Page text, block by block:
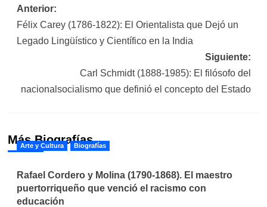
Navegación
de
entradas
Anterior:
Félix Carey (1786-1822): El Orientalista que Dejó un
Legado Lingüístico y Científico en la India
Siguiente:
Carl Schmidt (1888-1985): El filósofo del
nacionalsocialismo que definió el concepto del Estado
Más Biografías
Arte y Cultura Biografías
Rafael Cordero y Molina (1790-1868). El maestro
puertorriqueño que venció el racismo con
educación